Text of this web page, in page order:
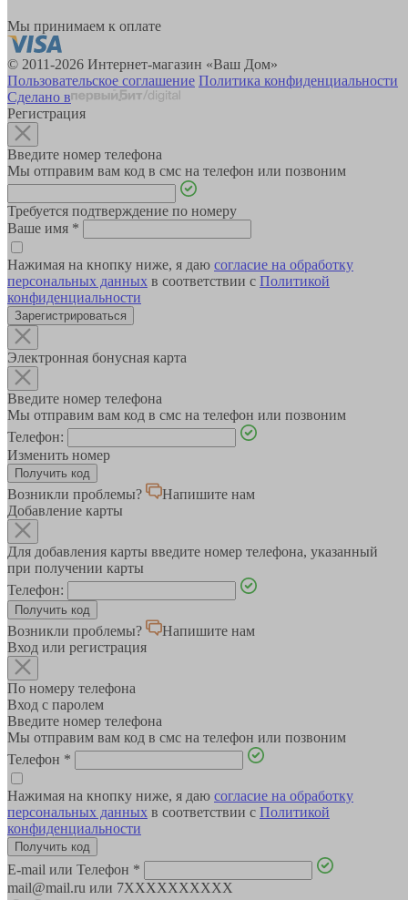
Мы принимаем к оплате
© 2011-2026 Интернет-магазин «Ваш Дом»
Пользовательское соглашение Политика конфиденциальности
Сделано в
Регистрация
Введите номер телефона
Мы отправим вам код в смс на телефон или позвоним
Требуется подтверждение по номеру
Ваше имя *
Нажимая на кнопку ниже, я даю согласие на обработку
персональных данных в соответствии с Политикой
конфиденциальности
Зарегистрироваться
Электронная бонусная карта
Введите номер телефона
Мы отправим вам код в смс на телефон или позвоним
Телефон:
Изменить номер
Возникли проблемы?
Напишите нам
Добавление карты
Для добавления карты введите номер телефона, указанный
при получении карты
Телефон:
Возникли проблемы?
Напишите нам
Вход или регистрация
По номеру телефона
Вход с паролем
Введите номер телефона
Мы отправим вам код в смс на телефон или позвоним
Телефон *
Нажимая на кнопку ниже, я даю согласие на обработку
персональных данных в соответствии с Политикой
конфиденциальности
E-mail или Телефон *
mail@mail.ru или 7XXXXXXXXXX